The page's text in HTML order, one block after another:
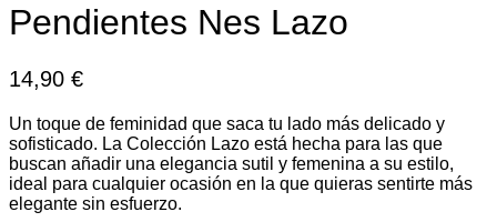
Pendientes Nes Lazo
14,90 €
Un toque de feminidad que saca tu lado más delicado y
sofisticado. La Colección Lazo está hecha para las que
buscan añadir una elegancia sutil y femenina a su estilo,
ideal para cualquier ocasión en la que quieras sentirte más
elegante sin esfuerzo.